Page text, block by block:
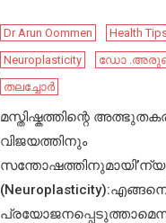
Dr Arun Oommen Health
Neuroplasticity
ഡോ
തലച്ചോർ
മസ്തിഷ്കത്തിന്റെ
വിജയത്തിനും
പ്രയോജനപ്പെടുത്താമെന്ന്